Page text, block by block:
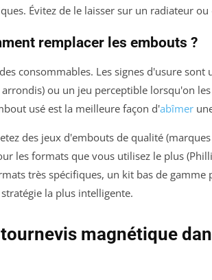
Évitez de le laisser sur un radiateur
remplacer les embouts ?
consommables. Les signes d'usure
ou un jeu perceptible lorsqu'on
usé est la meilleure façon d'abîmer
des jeux d'embouts de qualité
les formats que vous utilisez le plus
très spécifiques, un kit bas de
la plus intelligente.
magnétique